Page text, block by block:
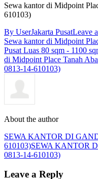
Sewa kantor di Midpoint
610103)
By UserJakarta PusatLeave
Sewa kantor di Midpoint
Pusat Luas 80 sqm - 1100
di Midpoint Place Tanah
0813-14-610103)
About the author
SEWA KANTOR DI
610103)SEWA KANTOR
0813-14-610103)
Leave a Reply